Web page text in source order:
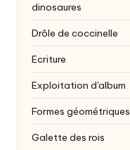
dinosaures
Drôle de coccinelle
Ecriture
Exploitation d'album
Formes géométriques
Galette des rois